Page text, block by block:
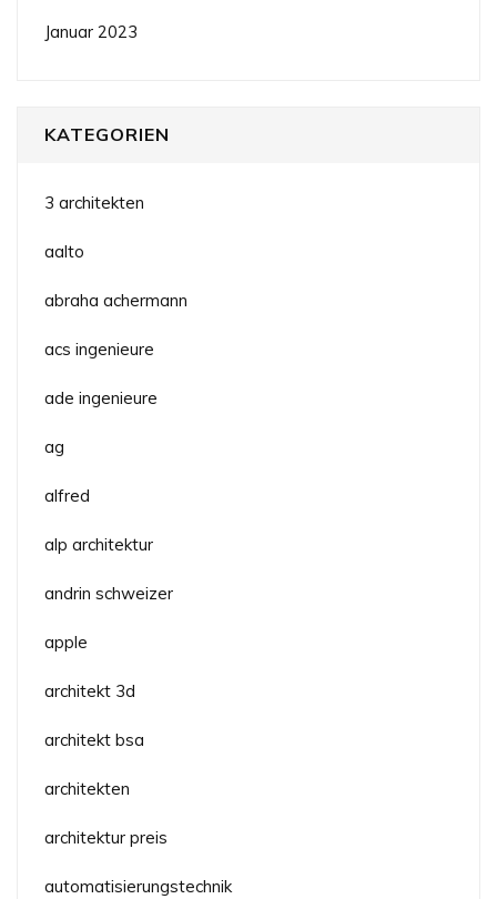
Januar 2023
KATEGORIEN
3 architekten
aalto
abraha achermann
acs ingenieure
ade ingenieure
ag
alfred
alp architektur
andrin schweizer
apple
architekt 3d
architekt bsa
architekten
architektur preis
automatisierungstechnik